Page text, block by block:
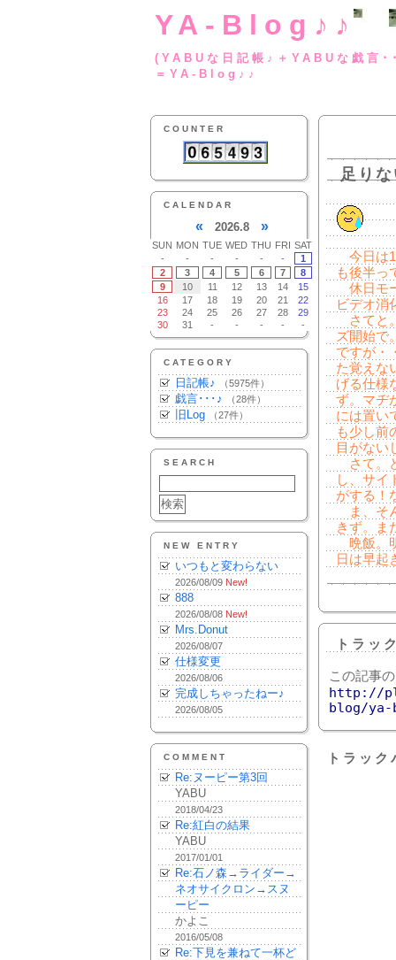
YA-Blog♪♪
(YABUな日記帳♪
＝YA-Blog♪♪
COUNTER
CALENDAR
« 2026.8 »
SUN MON TUE WED THU FRI SAT
-
- - - - -
1
2
3 4 5 6 7
8
9
10 11 12 13 14
15
16
17 18 19 20 21
22
23
24 25 26 27 28
29
30
31 - - - - -
CATEGORY
日記帳♪ （5975件）
戯言･･･♪ （28件）
旧Log （27件）
SEARCH
NEW ENTRY
いつもと変わらない
2026/08/09 New!
888
2026/08/08 New!
Mrs.Donut
2026/08/07
仕様変更
2026/08/06
完成しちゃったねー♪
2026/08/05
COMMENT
Re:ヌーピー第3回
YABU
2018/04/23
Re:紅白の結果
YABU
2017/01/01
Re:石ノ森→ライダー→
ネオサイクロン→スヌ
ーピー
かよこ
2016/05/08
Re:下見を兼ねて一杯ど
足り
今日は
も後半っ
休日モ
ビデオ消
さてと
ズ開始で
ですが・
た覚えな
げる仕様
ず。マヂ
には置い
も少し前
目がない
さて。
し、サイ
がする！
ま、そ
きず。ま
晩飯。
日は早起
トラッ
この記事
http://
blog/ya-
トラッ